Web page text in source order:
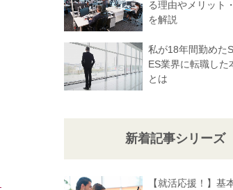
る理由やメリット
を解説
私が18年間勤めた
ES業界に転職した
とは
新着記事シリーズ
【就活応援！】基